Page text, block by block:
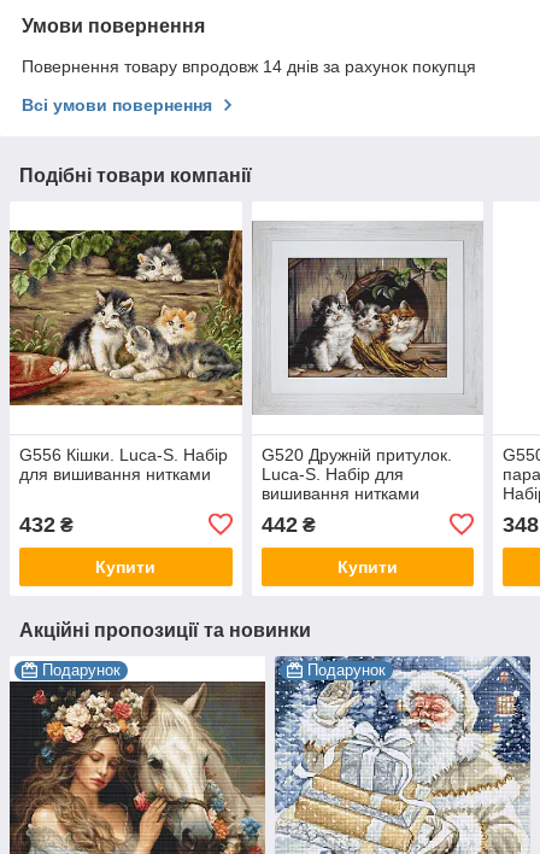
Умови повернення
Повернення товару впродовж 14 днів за рахунок покупця
Всі умови повернення
Подібні товари компанії
G556 Кішки. Luca-S. Набір
для вишивання нитками
432 ₴
Купити
G520 Дружній притулок.
Luca-S. Набір для
вишивання нитками
442₴
Купити
348
Акційні пропозиції та новинки
Подарунок Подарунок